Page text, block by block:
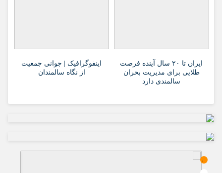
ایران تا ۲۰ سال آینده فرصت
طلایی برای مدیریت بحران
سالمندی دارد
اینفوگرافیک | جوانی جمعیت
از نگاه سالمندان